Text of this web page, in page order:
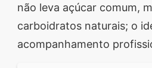
não leva açúcar comum,
carboidratos naturais; o
acompanhamento